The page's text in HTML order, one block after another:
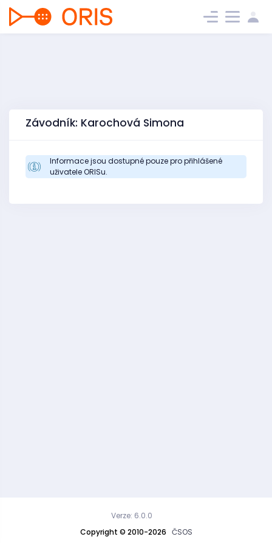
Závodník: Karochová Simona
Informace jsou dostupné pouze pro přihlášené
uživatele ORISu.
Copyright © 2010-2026 ČSOS
Verze: 6.0.0